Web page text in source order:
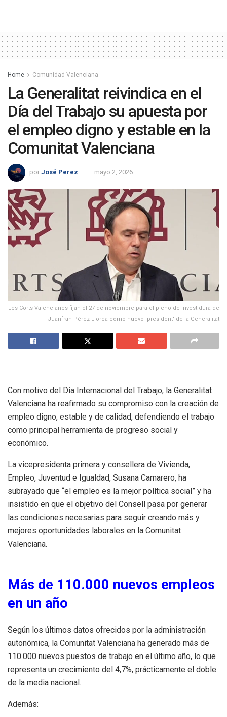
Home Comunidad Valenciana
La Generalitat reivindica en el
Día del Trabajo su apuesta por
el empleo digno y estable en la
Comunitat Valenciana
por José Perez mayo 2, 2026
Les Corts Valencianes fijan el 27 de noviembre para el pleno de investidura de
Juanfran Pérez Llorca como nuevo 'president' de la Generalitat
Con motivo del Día Internacional del Trabajo, la Generalitat
Valenciana ha reafirmado su compromiso con la creación de
empleo digno, estable y de calidad, defendiendo el trabajo
como principal herramienta de progreso social y
económico.
La vicepresidenta primera y consellera de Vivienda,
Empleo, Juventud e Igualdad, Susana Camarero, ha
subrayado que “el empleo es la mejor política social” y ha
insistido en que el objetivo del Consell pasa por generar
las condiciones necesarias para seguir creando más y
mejores oportunidades laborales en la Comunitat
Valenciana.
Más de 110.000 nuevos empleos
en un año
Según los últimos datos ofrecidos por la administración
autonómica, la Comunitat Valenciana ha generado más de
110.000 nuevos puestos de trabajo en el último año, lo que
representa un crecimiento del 4,7%, prácticamente el doble
de la media nacional.
Además: